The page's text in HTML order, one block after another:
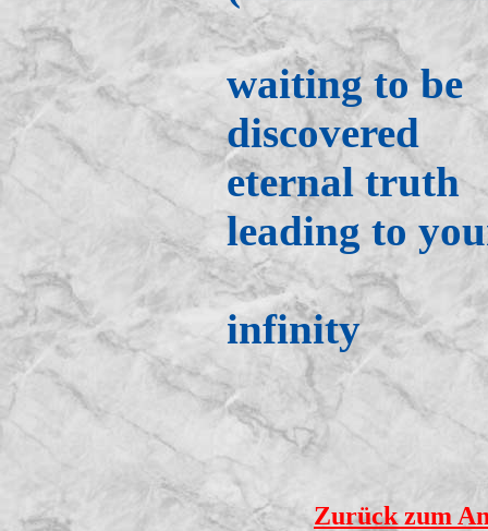
waiting to be
discovered
eternal truth
leading to
infinity
Zurück zum